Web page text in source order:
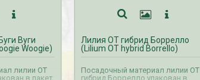
Вуги
Woogie)
лилии ОТ
в пакет
Лилия ОТ гибрид Боррелло
(Lilium OT hybrid Borrello)
Посадочный материал лилии ОТ
гибрид Боррелло упакован в